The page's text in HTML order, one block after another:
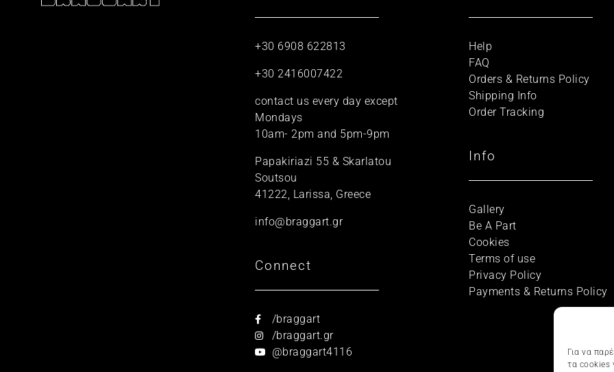
Για να
τα cookies
+30 6908 622813
+30 2416007422
contact us every day except
Mondays
10am- 2pm and 5pm-9pm
Papakiriazi 55 & Skarlatou
Soutsou
41222, Larissa, Greece
info@braggart.gr
Connect
/braggart
/braggart.gr
@braggart4116
Help
FAQ
Orders & Returns Policy
Shipping Info
Order Tracking
Info
Gallery
Be A Part
Cookies
Terms of use
Privacy Policy
Payments & Returns Policy